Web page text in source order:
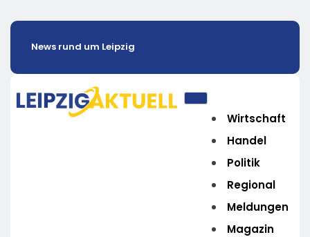
News rund um Leipzig
Wirtschaft
Handel
Politik
Regional
Meldungen
Magazin